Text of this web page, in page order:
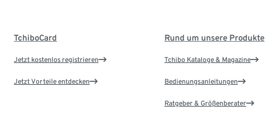
TchiboCard
Jetzt kostenlos registrieren
Jetzt Vorteile entdecken
Rund um unsere Produkte
Tchibo Kataloge & Magazine
Bedienungsanleitungen
Ratgeber & Größenberater